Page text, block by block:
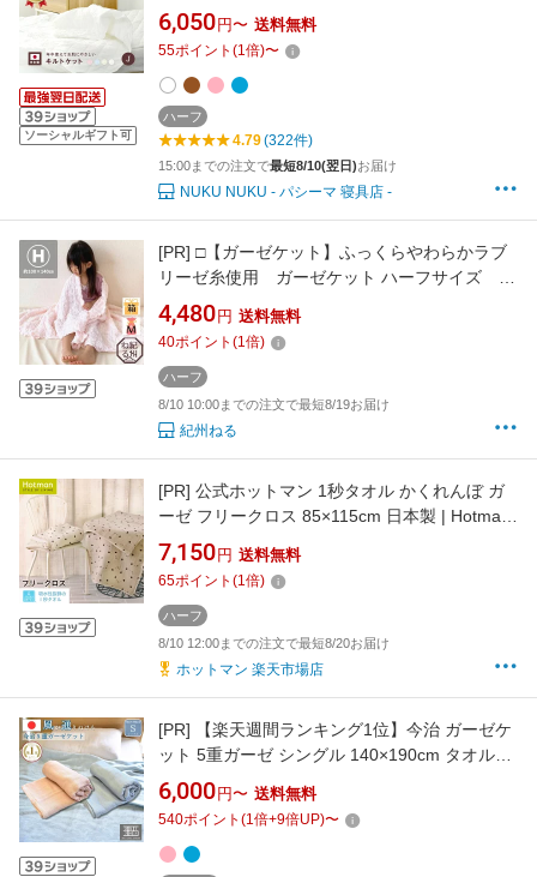
ソーシャルギフト可
無料 綿 洗える 肌ふとん 夏掛け布団 オールシー
ズン 龍宮正規品 肌布団 日本製 寝具 喘息 安心
ガーゼ コットン 子供 パシーマ ZIP #5806 PS
母の日
6,050 円〜 送料無料
55ポイント (1倍)〜
ハーフ
4.79(322件)
15:00までの注文で最短8/10(翌日)お届け
NUKU NUKU - パシーマ 寝具店 -
[PR] □【ガーゼケット】ふっくらやわらかラブ
リーゼ糸使用 ガーゼケット ハーフサイズ
100×140cm 幼稚園 保育園 お昼寝 柔らか
4,480 円 送料無料
40ポイント (1倍)
ハーフ
8/10 10:00までの注文で最短8/19お届け
紀州ねる
[PR] 公式ホットマン 1秒タオル かくれんぼ ガ
ーゼ フリークロス 85×115cm 日本製 | Hotman
ブランド ギフト 出産祝い ひざ掛け お昼寝 タオ
ルケット 保育園 夏 秋 一秒タオル タオル 赤ち
ゃん
7,150 円 送料無料
65ポイント (1倍)
ハーフ
8/10 12:00までの注文で最短8/20お届け
ホットマン 楽天市場店
[PR]
【楽天週間ランキング1位】今治 ガーゼケ
ット 5重ガーゼ シングル 140×190cm タオルケ
ット ガーゼ ボリューム 肌にやさしい 肌掛け 柔
らかい 軽い ベビー 綿100% 日本製 ブランケッ
ト 軽量 洗える 赤ちゃん 子供 冬 さらさら 速乾
部屋干し ふわふわ
6,000 円〜 送料無料
540ポイント (1倍+9倍UP)〜